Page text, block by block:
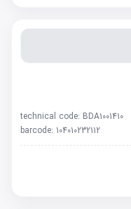
technical code: BDA1001410
barcode: 104010232112